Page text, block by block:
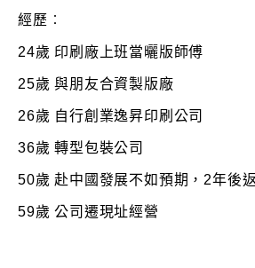
經歷︰
24歲 印刷廠上班當曬版師傅
25歲 與朋友合資製版廠
26歲 自行創業逸昇印刷公司
36歲 轉型包裝公司
50歲 赴中國發展不如預期，2年後
59歲 公司遷現址經營